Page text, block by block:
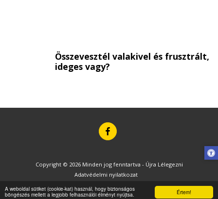
Értem!
A weboldal sütiket (cookie-kat) használ, hogy biztonságos
böngészés mellett a legjobb felhasználói élményt nyújtsa.
Összevesztél valakivel és frusztrált,
ideges vagy?
Copyright © 2026 Minden jog fenntartva - Újra Lélegezni
Adatvédelmi nyilatkozat
How to create a website